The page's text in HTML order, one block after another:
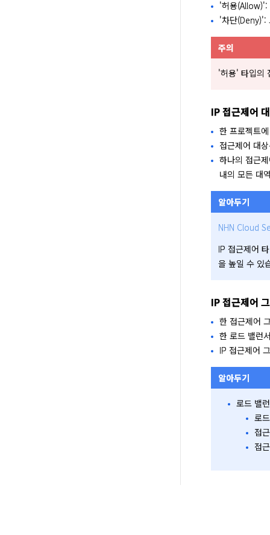
'허용(Allow)':
'차단(Deny)':
주의
'허용' 타입의
IP 접근제어
한 프로젝트
접근제어 대
하나의 접근
내의 모든 대
알아두기
NHN Cloud
IP 접근제어
을 높일 수 있
IP 접근제어
한 접근제어
한 로드 밸런
IP 접근제어
알아두기
로드 밸
로
접
접